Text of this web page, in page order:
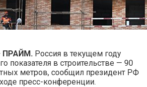
ПРАЙМ. Россия в текущем году
показателя в строительстве — 90
метров, сообщил президент РФ
пресс-конференции.